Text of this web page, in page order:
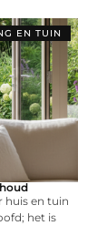
EN TUIN
huis en tuin
het is